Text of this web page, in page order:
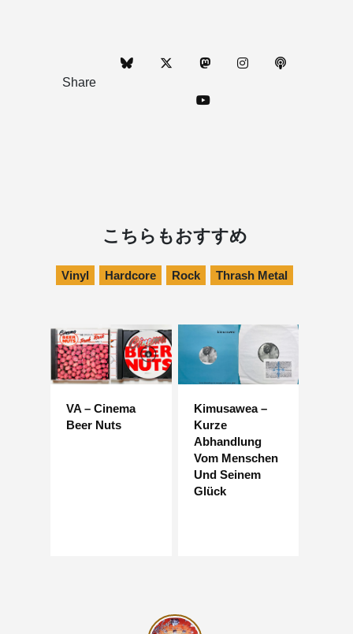
Share
こちらもおすすめ
Vinyl Hardcore Rock Thrash Metal
VA – Cinema
Beer Nuts
Kimusawea –
Kurze
Abhandlung
Vom Menschen
Und Seinem
Glück